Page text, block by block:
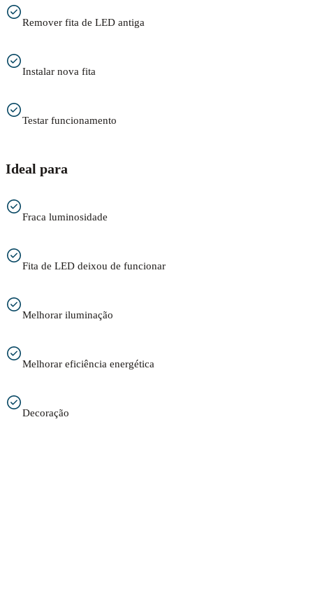
Remover fita de LED antiga
Instalar nova fita
Testar funcionamento
Ideal para
Fraca luminosidade
Fita de LED deixou de funcionar
Melhorar iluminação
Melhorar eficiência energética
Decoração